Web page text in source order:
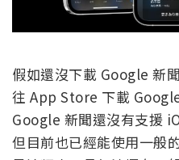
假如還沒下載 Google 新
往 App Store 下載
Google 新聞還沒有支援
但目前也已經能使用一般